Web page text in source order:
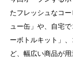
たフレッシュなコ
ュー缶」や、自宅
ーボトルキット」
ど、幅広い商品が用